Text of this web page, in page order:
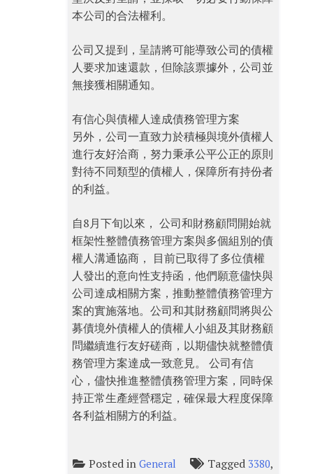
本公司的合法權利。
公司又提到，呈請將可能導致公司的債權
人要求加速還款，但除該票據外，公司並
無接獲相關通知。
有信心與債權人達成債務管理方案
另外，公司一直致力於積極與境外債權人
進行友好洽商，努力秉承公平公正的原則
對待不同類型的債權人，保障所有持份者
的利益。
自8月下旬以來， 公司和財務顧問開始就
框架性整體債務管理方案與多個組別的債
權人溝通協商， 目前已取得了多位債權
人發出的意向性支持函，他們願意儘快與
公司達成相關方案，推動整體債務管理方
案的實施落地。公司和其財務顧問將與公
募債境外債權人的債權人小組及其財務顧
問繼續進行友好磋商，以期儘快就整體債
務管理方案達成一致意見。 公司有信
心，儘快推進整體債務管理方案，同時保
持正常生產經營穩定，確保最大程度保障
各利益相關方的利益。
Posted inGeneral Tagged 3380,